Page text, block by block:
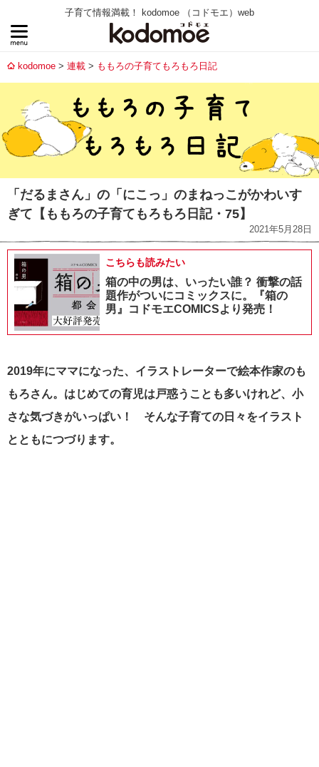
子育て情報満載！ kodomoe （コドモエ）web
kodomoe 連載 ももろの子育てもろもろ日記
「だるまさん」の「にこっ」のまねっこがかわいす
ぎて【ももろの子育てもろもろ日記・75】
2021年5月28日
こちらも読みたい
箱の中の男は、いったい誰？ 衝撃の話
題作がついにコミックスに。『箱の
男』コドモエCOMICSより発売！
2019年にママになった、イラストレーターで絵本作家のも
もろさん。はじめての育児は戸惑うことも多いけれど、小
さな気づきがいっぱい！ そんな子育ての日々をイラスト
とともにつづります。